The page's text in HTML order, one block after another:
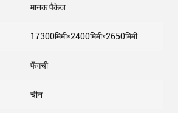
मानक पैकेज
17300मिमी*2400मिमी*2650मिमी
फेंगची
चीन